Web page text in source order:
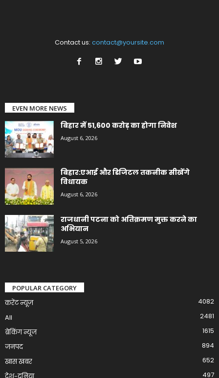
Contact us: contact@yoursite.com
EVEN MORE NEWS
बिहार में 51,600 करोड़ का होगा निवेश
August 6, 2026
बिहार:एआई और डिजिटल तकनीक सीखेंगे
विधायक
August 6, 2026
राजधानी पटना को अतिक्रमण मुक्त करने का
अभियान
August 5, 2026
POPULAR CATEGORY
करेंट न्यूज़
4082
All
2481
ब्रेकिंग न्यूज
1615
जनपद
894
खास खबर
652
497